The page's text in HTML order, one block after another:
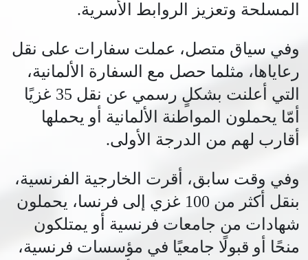
المسلحة وتعزيز الروابط الأسرية.
وفي سياق متصل، عملت سفارات على نقل
رعاياها، مثلما حصل مع السفارة الألمانية،
التي أعلنت بشكلٍ رسمي عن نقل 35 غزيًا
أمّا يحملون المواطنة الألمانية أو يحملها
أقارب لهم من الدرجة الأولى.
وفي وقت سابق، أقرت الخارجية الفرنسية،
بنقل أكثر من 100 غزي إلى فرنسا، يحملون
شهادات من جامعات فرنسية أو يمتلكون
منحًا أو قبولًا جامعيًا في مؤسسات فرنسية،